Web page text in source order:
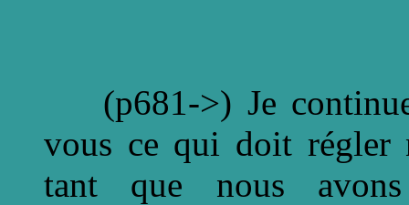
(p681->) Je
vous ce qui doit régler
tant que nous